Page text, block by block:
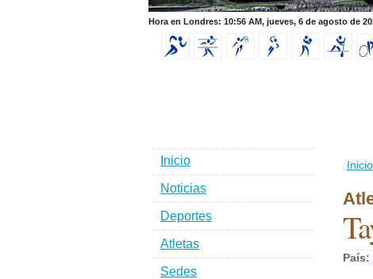
Hora en Londres: 10:56 AM, jueves, 6 de agosto de
Inicio
País:
Inicio
Noticias
Deportes
Atletas
Sedes